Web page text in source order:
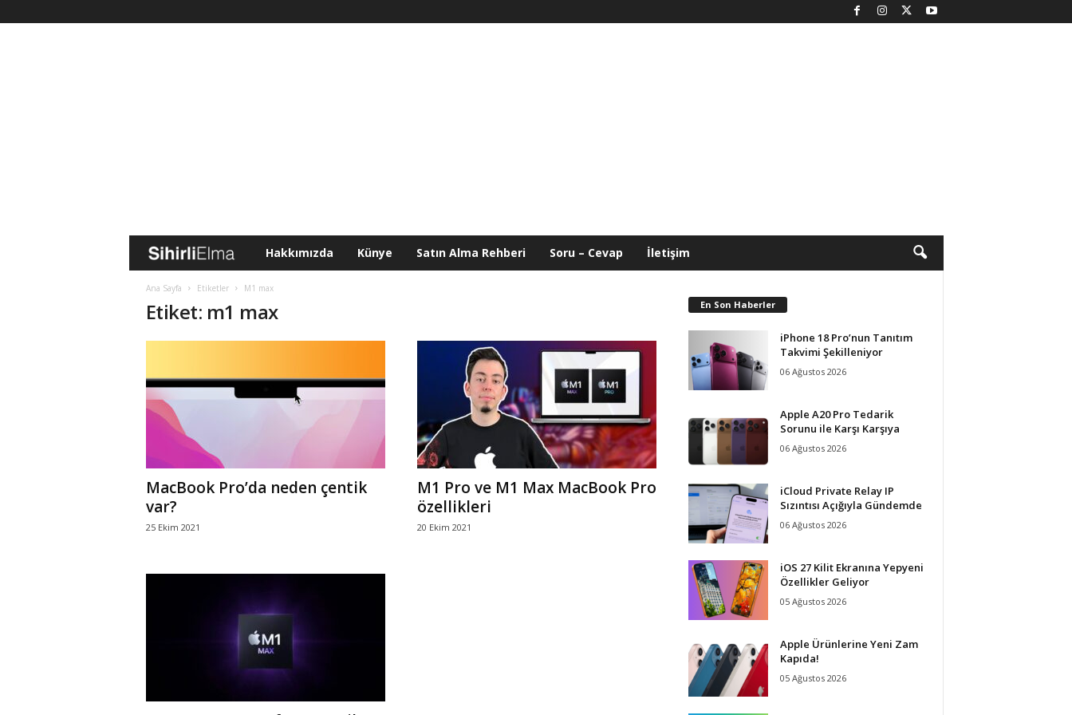
i
h
a
Hakkımızda Künye Satın Alma Rehberi Soru – Cevap İletişim
Ana Sayfa Etiketler M1 max
Etiket: m1 max
MacBook Pro’da neden çentik
var?
25 Ekim 2021
M1 Pro ve M1 Max MacBook Pro
özellikleri
20 Ekim 2021
En Son Haberler
iPhone 18 Pro’nun Tanıtım
Takvimi Şekilleniyor
06 Ağustos 2026
Apple A20 Pro Tedarik
Sorunu ile Karşı Karşıya
06 Ağustos 2026
iCloud Private Relay IP
Sızıntısı Açığıyla Gündemde
06 Ağustos 2026
iOS 27 Kilit Ekranına Yepyeni
Özellikler Geliyor
05 Ağustos 2026
Apple Ürünlerine Yeni Zam
Kapıda!
05 Ağustos 2026